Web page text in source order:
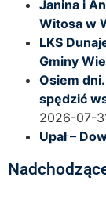
Janina i
Witosa w
LKS
Gminy
Osiem
spędzić
2026-07-
Upał –